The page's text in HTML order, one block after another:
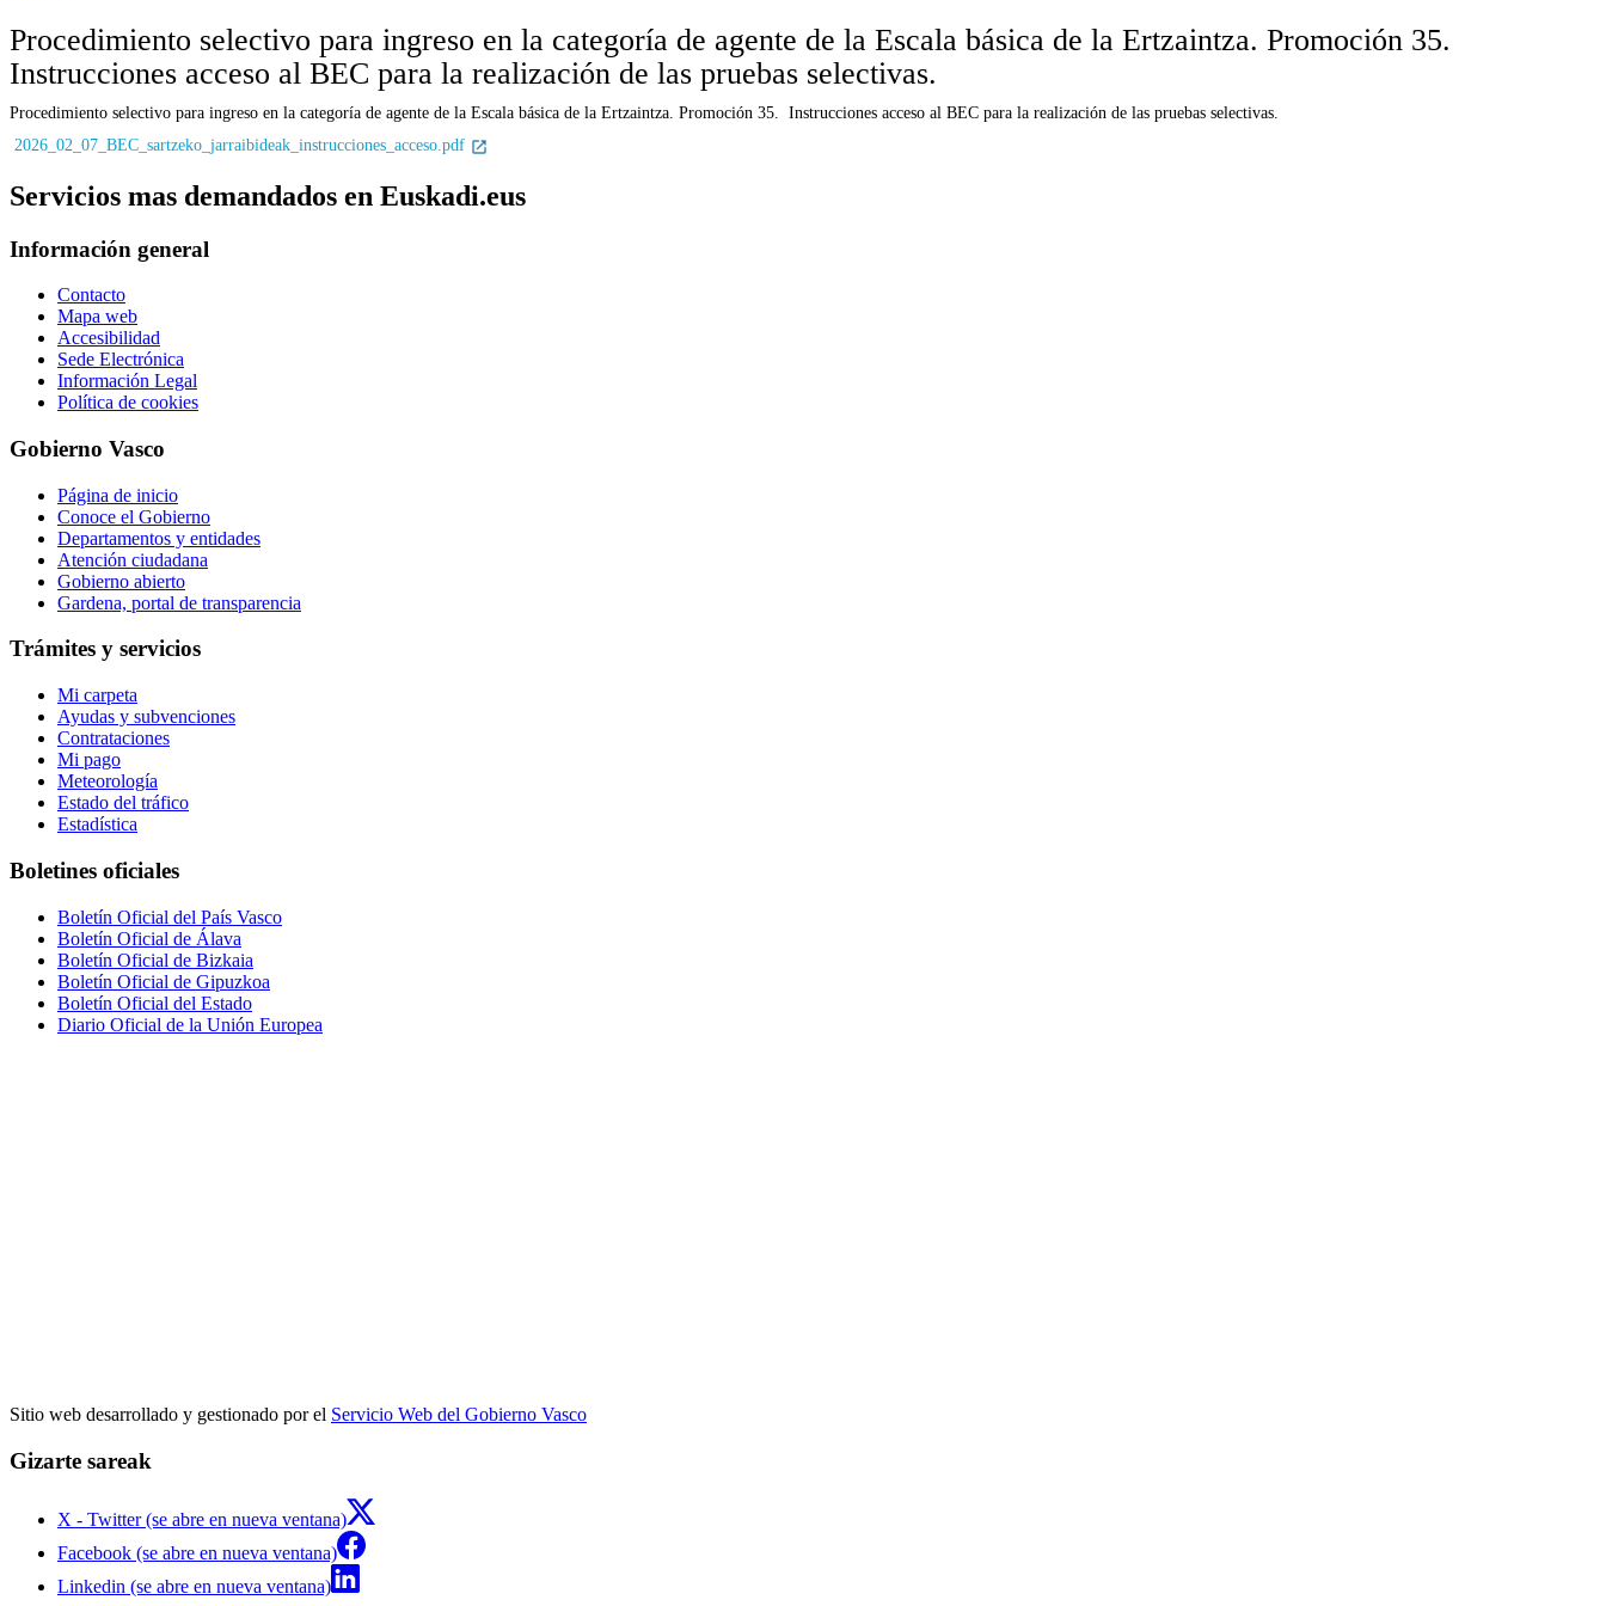
Procedimiento selectivo para ingreso en la categoría de agente de la Escala básica de la Ertzaintza. Promoción 35.
Instrucciones acceso al BEC para la realización de las pruebas selectivas.
Procedimiento selectivo para ingreso en la categoría de agente de la Escala básica de la Ertzaintza. Promoción 35. Instrucciones acceso al BEC para la realización de las pruebas selectivas.
2026_02_07_BEC_sartzeko_jarraibideak_instrucciones_acceso.pdf
Servicios mas demandados en Euskadi.eus
Información general
Contacto
Mapa web
Accesibilidad
Sede Electrónica
Información Legal
Política de cookies
Gobierno Vasco
Página de inicio
Conoce el Gobierno
Departamentos y entidades
Atención ciudadana
Gobierno abierto
Gardena, portal de transparencia
Trámites y servicios
Mi carpeta
Ayudas y subvenciones
Contrataciones
Mi pago
Meteorología
Estado del tráfico
Estadística
Boletines oficiales
Boletín Oficial del País Vasco
Boletín Oficial de Álava
Boletín Oficial de Bizkaia
Boletín Oficial de Gipuzkoa
Boletín Oficial del Estado
Diario Oficial de la Unión Europea
Sitio web desarrollado y gestionado por el Servicio Web del Gobierno Vasco
Gizarte sareak
X - Twitter (se abre en nueva ventana)
Facebook (se abre en nueva ventana)
Linkedin (se abre en nueva ventana)